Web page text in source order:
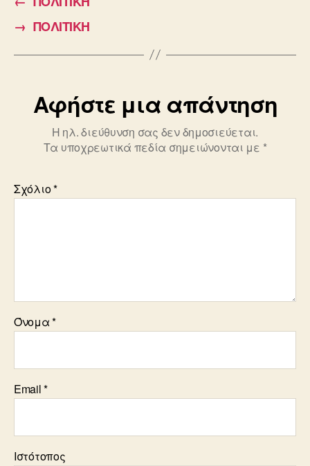
b
o
o
→ ΠΟΛΙΤΙΚΗ
Αφήστε μια απάντηση
Η ηλ. διεύθυνση σας δεν δημοσιεύεται.
Τα υποχρεωτικά πεδία σημειώνονται με *
Σχόλιο*
Όνομα*
Email*
Ιστότοπος